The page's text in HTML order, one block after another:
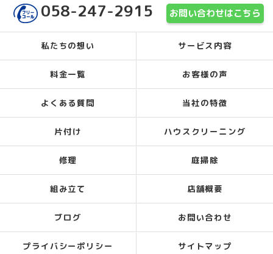
058-247-2915 お問い合わせはこちら
私たちの想い サービス内容
料金一覧 お客様の声
よくある質問 当社の特徴
片付け ハウスクリーニング
修理 庭掃除
組み立て 店舗概要
ブログ お問い合わせ
プライバシーポリシー サイトマップ